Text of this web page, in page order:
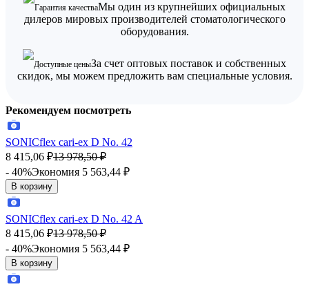
Гарантия качестваМы один из крупнейших официальных
дилеров мировых производителей стоматологического
оборудования.
Доступные ценыЗа счет оптовых поставок и собственных
скидок, мы можем предложить вам специальные условия.
Рекомендуем посмотреть
SONICflex cari-ex D No. 42
8 415,06 ₽13 978,50 ₽
- 40%Экономия 5 563,44 ₽
В корзину
SONICflex cari-ex D No. 42 A
8 415,06 ₽13 978,50 ₽
- 40%Экономия 5 563,44 ₽
В корзину